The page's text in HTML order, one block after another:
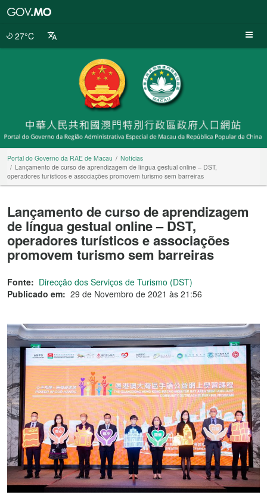
27°C
Portal do Governo da RAE de Macau
Notícias
Lançamento de curso de aprendizagem de língua gestual online – DST,
operadores turísticos e associações promovem turismo sem barreiras
Lançamento de curso de aprendizagem
de língua gestual online – DST,
operadores turísticos e associações
promovem turismo sem barreiras
Fonte: Direcção dos Serviços de Turismo (DST)
Publicado em: 29 de Novembro de 2021 às 21:56